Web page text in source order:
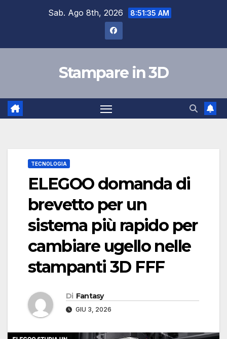
Sab. Ago 8th, 2026 8:51:36 AM
Stampare in 3D
TECNOLOGIA
ELEGOO domanda di
brevetto per un
sistema più rapido per
cambiare ugello nelle
stampanti 3D FFF
Di Fantasy
GIU 3, 2026